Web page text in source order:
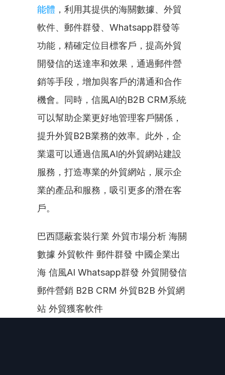
能體 ，利用其提供的海關數據、外貿
軟件、郵件群發、Whatsapp群發等
功能，精確定位目標客戶，提高外貿
開發信的送達率和效果，通過郵件營
銷等手段，增加與客戶的溝通和合作
機會。同時，信風AI的B2B CRM系統
可以幫助企業更好地管理客戶關係，
提升外貿B2B業務的效率。此外，企
業還可以通過信風AI的外貿網站建設
服務，打造專業的外貿網站，展示企
業的產品和服務，吸引更多的潛在客
戶。
巴西隱蔽套裝行業 外貿市場分析 海關
數據 外貿軟件 郵件群發 中國企業出
海 信風AI Whatsapp群發 外貿開發信
郵件營銷 B2B CRM 外貿B2B 外貿網
站 外貿獲客軟件